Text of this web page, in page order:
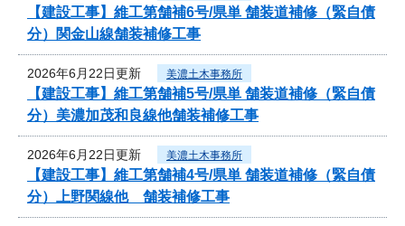
【建設工事】維工第舗補6号/県単 舗装道補修（緊自債
分）関金山線舗装補修工事
2026年6月22日更新 美濃土木事務所
【建設工事】維工第舗補5号/県単 舗装道補修（緊自債
分）美濃加茂和良線他舗装補修工事
2026年6月22日更新 美濃土木事務所
【建設工事】維工第舗補4号/県単 舗装道補修（緊自債
分）上野関線他 舗装補修工事